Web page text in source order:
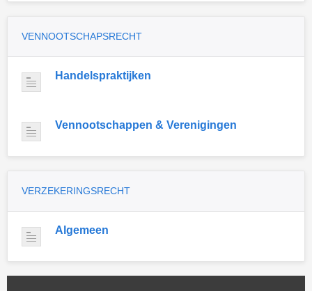
VENNOOTSCHAPSRECHT
Handelspraktijken
Vennootschappen & Verenigingen
VERZEKERINGSRECHT
Algemeen